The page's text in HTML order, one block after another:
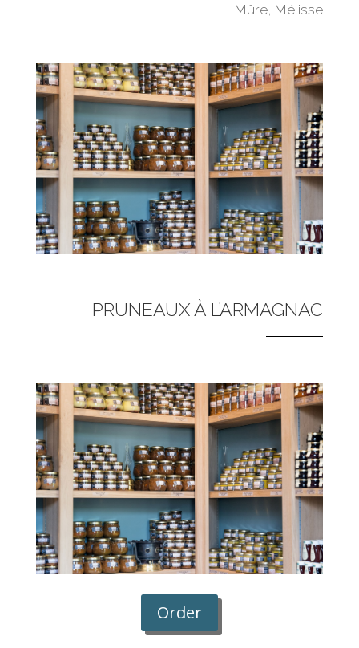
Mûre, Mélisse
PRUNEAUX À L’ARMAGNAC
Order